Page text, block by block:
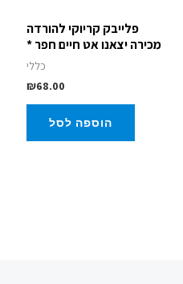
פלייבק קריוקי להורדה
מכירה יצאנו אט חיים חפר *
כללי
₪68.00
הוספה לסל